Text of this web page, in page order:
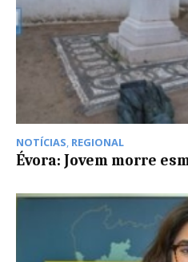
NOTÍCIAS REGIONAL
Évora: Jovem morre